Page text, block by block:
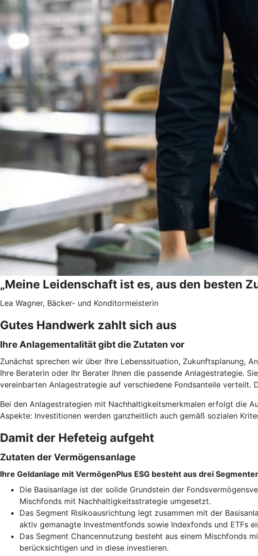
„Meine Leidenschaft ist es, aus den besten
Lea Wagner, Bäcker- und Konditormeisterin
Gutes Handwerk zahlt sich aus
Ihre Anlagementalität gibt die Zutaten vor
Zunächst sprechen wir über Ihre Lebenssituation, Zukunftsplanung,
Ihre Beraterin oder Ihr Berater Ihnen die passende Anlagestrategie.
vereinbarten Anlagestrategie auf verschiedene Fondsanteile verteilt.
Bei den Anlagestrategien mit Nachhaltigkeitsmerkmalen erfolgt die
Aspekte: Investitionen werden ganzheitlich auch gemäß sozialen
Damit der Hefeteig aufgeht
Zutaten der Vermögensanlage
Ihre Geldanlage mit VermögenPlus ESG besteht aus drei
Die Basisanlage ist der solide Grundstein der
Mischfonds mit Nachhaltigkeitsstrategie umgesetzt.
Das Segment Risikoausrichtung legt zusammen mit der
aktiv gemanagte Investmentfonds sowie Indexfonds und ETFs
Das Segment Chancennutzung besteht aus einem Mischfonds
berücksichtigen und in diese investieren.